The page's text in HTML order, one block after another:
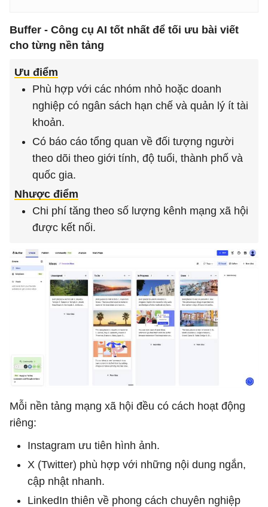
Buffer - Công cụ AI tốt nhất để tối ưu bài viết
cho từng nền tảng
Ưu điểm
Phù hợp với các nhóm nhỏ hoặc doanh
nghiệp có ngân sách hạn chế và quản lý ít tài
khoản.
Có báo cáo tổng quan về đối tượng người
theo dõi theo giới tính, độ tuổi, thành phố và
quốc gia.
Nhược điểm
Chi phí tăng theo số lượng kênh mạng xã hội
được kết nối.
Mỗi nền tảng mạng xã hội đều có cách hoạt động
riêng:
Instagram ưu tiên hình ảnh.
X (Twitter) phù hợp với những nội dung ngắn,
cập nhật nhanh.
LinkedIn thiên về phong cách chuyên nghiệp